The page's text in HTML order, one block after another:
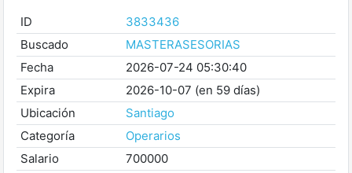
ID
3833436
Buscado
MASTERASESORIAS
Fecha
2026-07-24 05:30:40
Expira
2026-10-07 (en 59 días)
Ubicación
Santiago
Categoría
Operarios
Salario
700000